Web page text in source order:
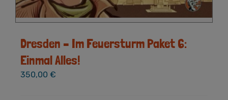
Dresden – Im Feuersturm Paket 6:
Einmal Alles!
350,00 €